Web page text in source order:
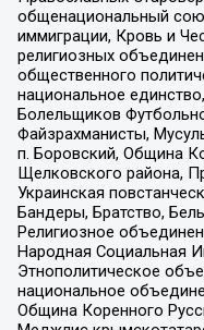
общенациональный
иммиграции, Кровь и
религиозных
общественного
национальное
Болельщиков
Файзрахманисты,
п. Боровский, Община
Щелковского района,
Украинская
Бандеры, Братство,
Религиозное
Народная Социальная
Этнополитическое
национальное
Община Коренного